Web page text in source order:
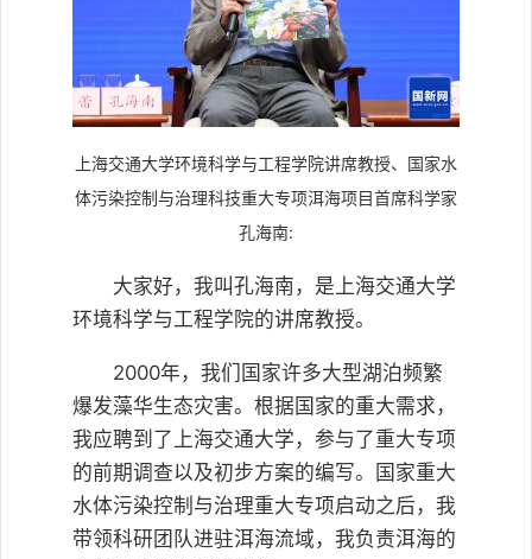
上海交通大学环境科学与工程学院讲席教授、国家水
体污染控制与治理科技重大专项洱海项目首席科学家
孔海南:
大家好，我叫孔海南，是上海交通大学
环境科学与工程学院的讲席教授。
2000年，我们国家许多大型湖泊频繁
爆发藻华生态灾害。根据国家的重大需求，
我应聘到了上海交通大学，参与了重大专项
的前期调查以及初步方案的编写。国家重大
水体污染控制与治理重大专项启动之后，我
带领科研团队进驻洱海流域，我负责洱海的